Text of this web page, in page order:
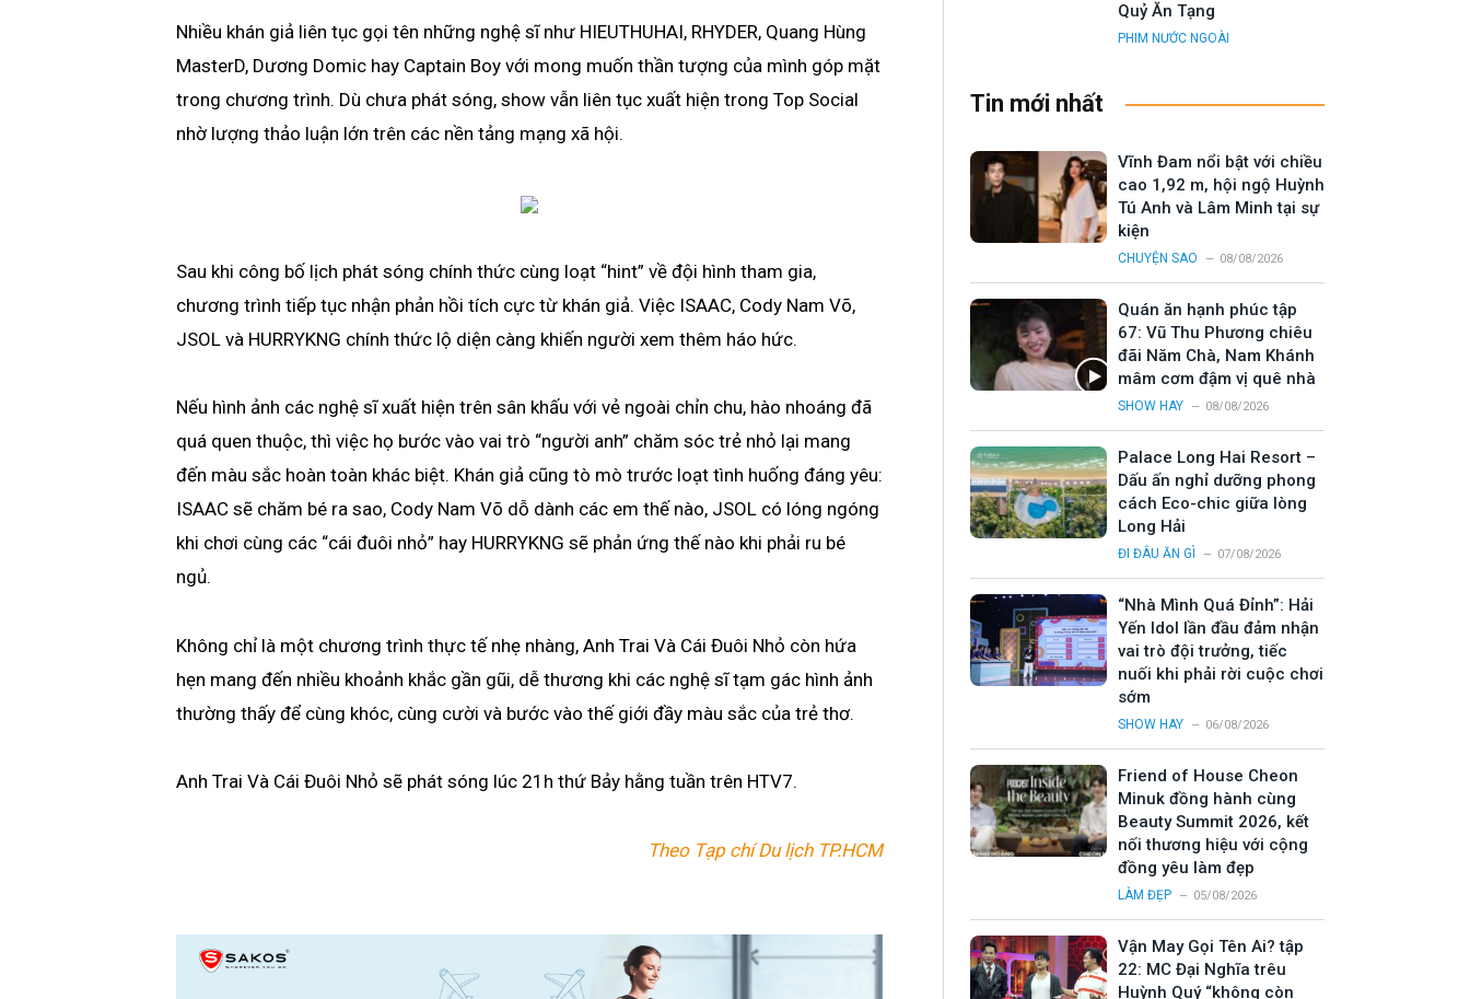
Nhiều khán giả liên tục gọi tên những nghệ sĩ như HIEUTHUHAI, RHYDER, Quang Hùng
MasterD, Dương Domic hay Captain Boy với mong muốn thần tượng của mình góp mặt
trong chương trình. Dù chưa phát sóng, show vẫn liên tục xuất hiện trong Top Social
nhờ lượng thảo luận lớn trên các nền tảng mạng xã hội.
Sau khi công bố lịch phát sóng chính thức cùng loạt “hint” về đội hình tham gia,
chương trình tiếp tục nhận phản hồi tích cực từ khán giả. Việc ISAAC, Cody Nam Võ,
JSOL và HURRYKNG chính thức lộ diện càng khiến người xem thêm háo hức.
Nếu hình ảnh các nghệ sĩ xuất hiện trên sân khấu với vẻ ngoài chỉn chu, hào nhoáng đã
quá quen thuộc, thì việc họ bước vào vai trò “người anh” chăm sóc trẻ nhỏ lại mang
đến màu sắc hoàn toàn khác biệt. Khán giả cũng tò mò trước loạt tình huống đáng yêu:
ISAAC sẽ chăm bé ra sao, Cody Nam Võ dỗ dành các em thế nào, JSOL có lóng ngóng
khi chơi cùng các “cái đuôi nhỏ” hay HURRYKNG sẽ phản ứng thế nào khi phải ru bé
ngủ.
Không chỉ là một chương trình thực tế nhẹ nhàng, Anh Trai Và Cái Đuôi Nhỏ còn hứa
hẹn mang đến nhiều khoảnh khắc gần gũi, dễ thương khi các nghệ sĩ tạm gác hình ảnh
thường thấy để cùng khóc, cùng cười và bước vào thế giới đầy màu sắc của trẻ thơ.
Anh Trai Và Cái Đuôi Nhỏ sẽ phát sóng lúc 21h thứ Bảy hằng tuần trên HTV7.
Theo Tạp chí Du lịch TP.HCM
Quỷ Ăn Tạng
PHIM NƯỚC NGOÀI
Tin mới nhất
Vĩnh Đam nổi bật với chiều
cao 1,92 m, hội ngộ Huỳnh
Tú Anh và Lâm Minh tại sự
kiện
CHUYỆN SAO 08/08/2026
Quán ăn hạnh phúc tập
67: Vũ Thu Phương chiêu
đãi Năm Chà, Nam Khánh
mâm cơm đậm vị quê nhà
SHOW HAY 08/08/2026
Palace Long Hai Resort –
Dấu ấn nghỉ dưỡng phong
cách Eco-chic giữa lòng
Long Hải
ĐI ĐÂU ĂN GÌ 07/08/2026
“Nhà Mình Quá Đỉnh”: Hải
Yến Idol lần đầu đảm nhận
vai trò đội trưởng, tiếc
nuối khi phải rời cuộc chơi
sớm
SHOW HAY 06/08/2026
Friend of House Cheon
Minuk đồng hành cùng
Beauty Summit 2026, kết
nối thương hiệu với cộng
đồng yêu làm đẹp
LÀM ĐẸP 05/08/2026
Vận May Gọi Tên Ai? tập
22: MC Đại Nghĩa trêu
Huỳnh Quý “không còn